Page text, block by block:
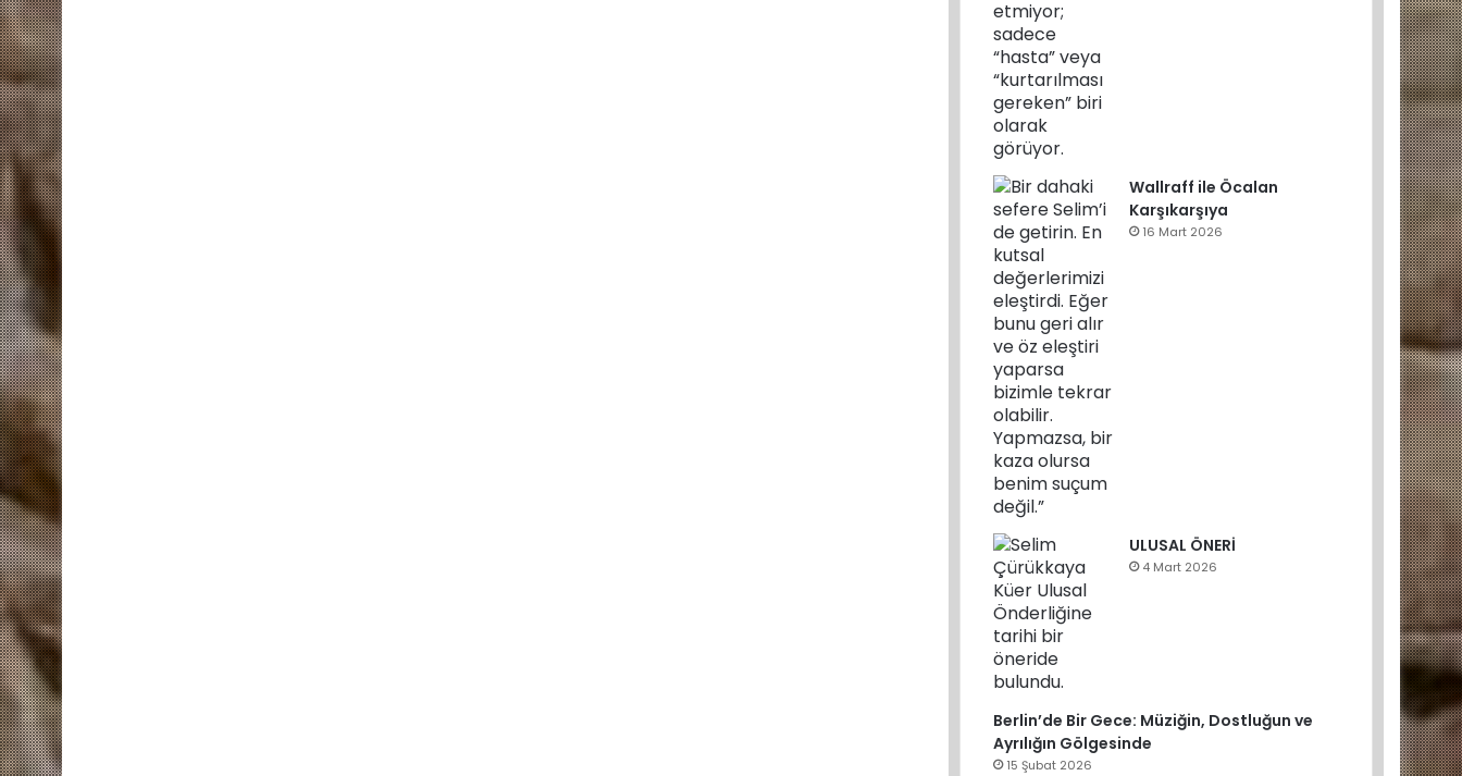
Wallraff ile Öcalan
Karşıkarşıya
16 Mart 2026
ULUSAL ÖNERİ
4 Mart 2026
Berlin’de Bir Gece: Müziğin, Dostluğun ve
Ayrılığın Gölgesinde
15 Şubat 2026